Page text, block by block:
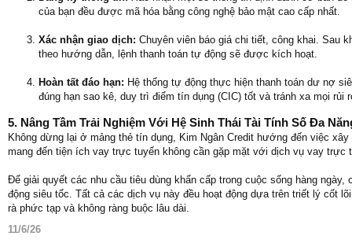
của bạn đều được mã hóa bằng công nghệ bảo mật cao cấp nhất.
Xác nhận giao dịch: Chuyên viên báo giá chi tiết, công khai. Sau
theo hướng dẫn, lệnh thanh toán tự động sẽ được kích hoạt.
Hoàn tất đáo hạn: Hệ thống tự động thực hiện thanh toán dư nợ
đúng hạn sao kê, duy trì điểm tín dụng (CIC) tốt và tránh xa mọi rủi
5. Nâng Tầm Trải Nghiệm Với Hệ Sinh Thái Tài Tính Số Đa
Không dừng lại ở mảng thẻ tín dụng, Kim Ngân Credit hướng đến việc
mang đến tiện ích vay trực tuyến không cần gặp mặt với dịch vụ vay trực
Để giải quyết các nhu cầu tiêu dùng khẩn cấp trong cuộc sống hàng
động siêu tốc. Tất cả các dịch vụ này đều hoạt động dựa trên triết lý cốt
rà phức tạp và không ràng buộc lâu dài.
11/6/26